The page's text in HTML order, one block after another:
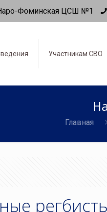
Фоминская ЦСШ №1
Участникам СВО
Главная